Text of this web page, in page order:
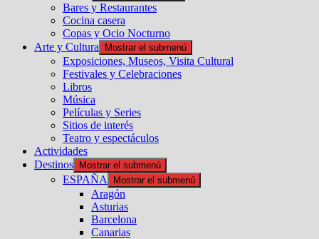
Bares y Restaurantes
Cocina casera
Copas y Ocio Nocturno
Arte y Cultura
Mostrar el submenú
Exposiciones, Museos, Visita Cultural
Festivales y Celebraciones
Libros
Música
Películas y Series
Sitios de interés
Teatro y espectáculos
Actividades
Destinos
Mostrar el submenú
ESPAÑA Mostrar el submenú
Aragón
Asturias
Barcelona
Canarias